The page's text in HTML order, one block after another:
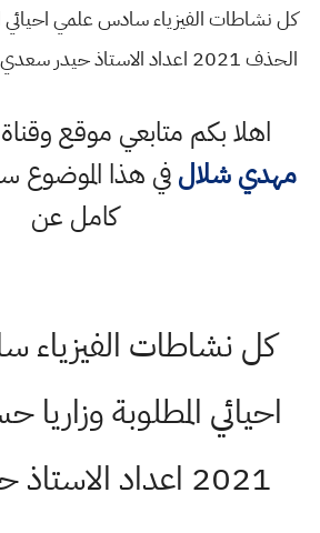
كل نشاطات الفيزياء سادس علمي احيائي
الحذف 2021 اعداد الاستاذ حيدر سعدي
اهلا بكم متابعي موقع وقناة
مهدي شلالفي هذا
كامل عن
كل نشاطات
احيائي المطلوبة
2021 اعداد الاستاذ حيدر سعدي